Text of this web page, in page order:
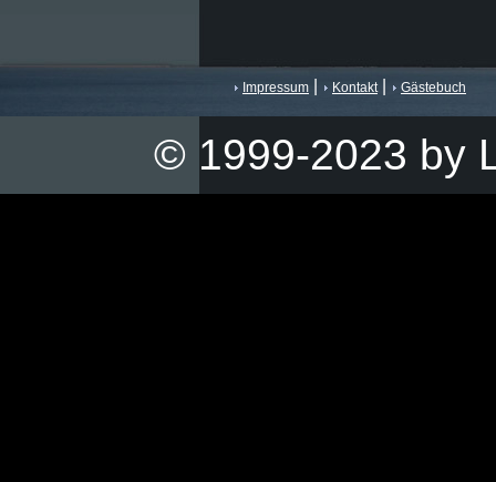
Impressum Kontakt Gästebuch
© 1999-2023 by